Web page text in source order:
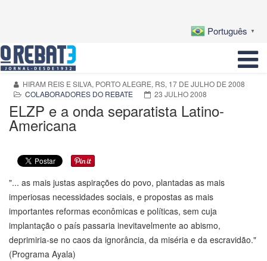
Português ▼
HIRAM REIS E SILVA, PORTO ALEGRE, RS, 17 DE JULHO DE 2008
COLABORADORES DO REBATE
23 JULHO 2008
ELZP e a onda separatista Latino-
Americana
"... as mais justas aspirações do povo, plantadas as mais
imperiosas necessidades sociais, e propostas as mais
importantes reformas econômicas e políticas, sem cuja
implantação o país passaria inevitavelmente ao abismo,
deprimiria-se no caos da ignorância, da miséria e da escravidão."
(Programa Ayala)